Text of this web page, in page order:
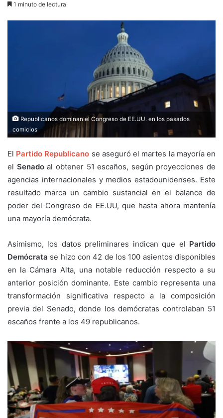
1 minuto de lectura
Republicanos dominan el Congreso de EE.UU. en los pasados
comicios
El Partido Republicano se aseguró el martes la mayoría en
el Senadoal obtener 51 escaños, según proyecciones de
agencias internacionales y medios estadounidenses. Este
resultado marca un cambio sustancial en el balance de
poder del Congreso de EE.UU, que hasta ahora mantenía
una mayoría demócrata.
Asimismo, los datos preliminares indican que el Partido
Demócrata se hizo con 42 de los 100 asientos disponibles
en la Cámara Alta, una notable reducción respecto a su
anterior posición dominante. Este cambio representa una
transformación significativa respecto a la composición
previa del Senado, donde los demócratas controlaban 51
escaños frente a los 49 republicanos.